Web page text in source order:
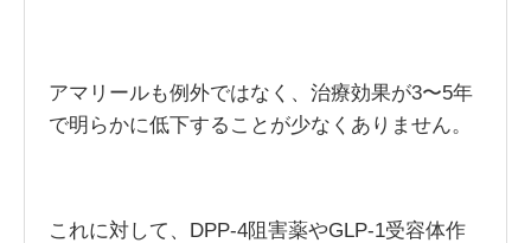
アマリールも例外ではなく、治療効果が3〜5年
で明らかに低下することが少なくありません。
これに対して、DPP-4阻害薬やGLP-1受容体作